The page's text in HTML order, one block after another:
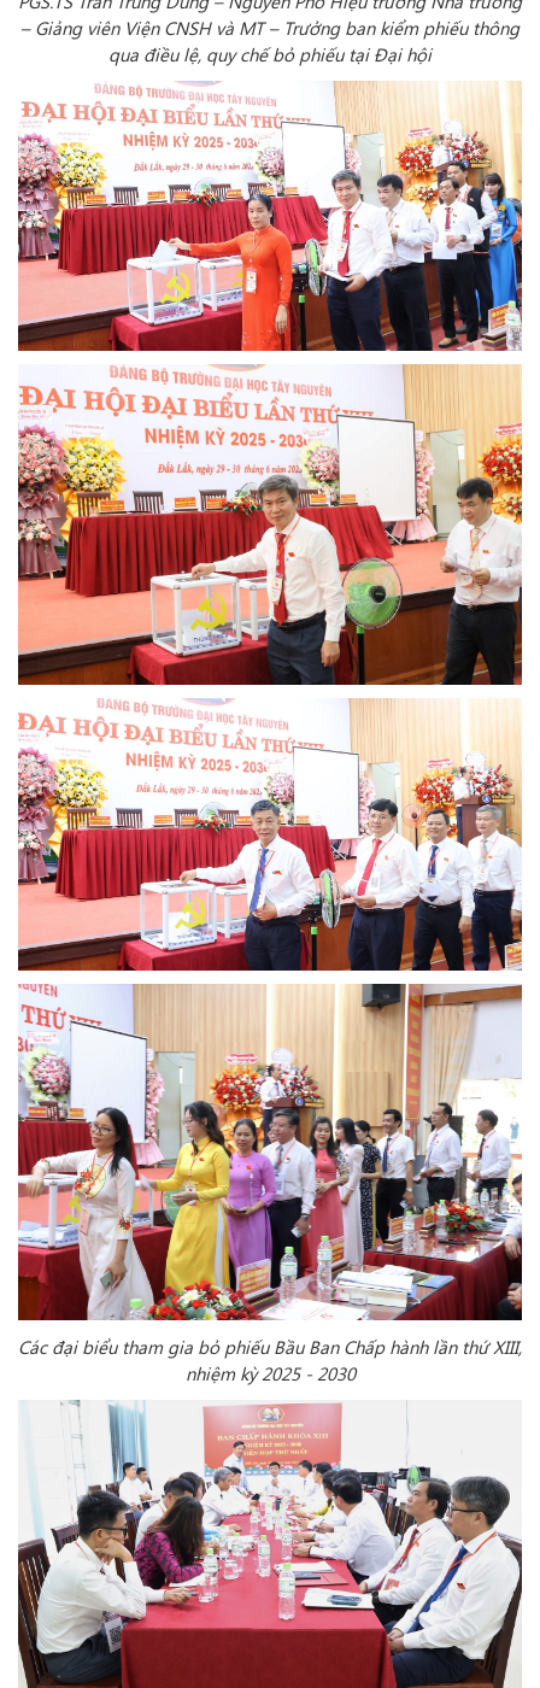
– Giảng viên Viện CNSH và MT – Trưởng ban kiểm phiếu thông
qua điều lệ, quy chế bỏ phiếu tại Đại hội
Các đại biểu tham gia bỏ phiếu Bầu Ban Chấp hành lần thứ XIII,
nhiệm kỳ 2025 - 2030